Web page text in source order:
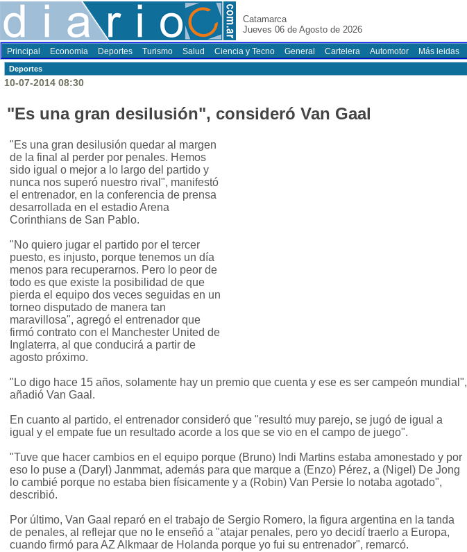
Catamarca
Jueves 06 de Agosto de 2026
Principal Economia Deportes Turismo Salud Ciencia y Tecno General Cartelera Automotor Más leidas
Deportes
10-07-2014 08:30
"Es una gran desilusión", consideró Van Gaal
"Es una gran desilusión quedar al margen
de la final al perder por penales. Hemos
sido igual o mejor a lo largo del partido y
nunca nos superó nuestro rival", manifestó
el entrenador, en la conferencia de prensa
desarrollada en el estadio Arena
Corinthians de San Pablo.
"No quiero jugar el partido por el tercer
puesto, es injusto, porque tenemos un día
menos para recuperarnos. Pero lo peor de
todo es que existe la posibilidad de que
pierda el equipo dos veces seguidas en un
torneo disputado de manera tan
maravillosa", agregó el entrenador que
firmó contrato con el Manchester United de
Inglaterra, al que conducirá a partir de
agosto próximo.
"Lo digo hace 15 años, solamente hay un premio que cuenta y ese es ser campeón mundial",
añadió Van Gaal.
En cuanto al partido, el entrenador consideró que "resultó muy parejo, se jugó de igual a
igual y el empate fue un resultado acorde a los que se vio en el campo de juego".
"Tuve que hacer cambios en el equipo porque (Bruno) Indi Martins estaba amonestado y por
eso lo puse a (Daryl) Janmmat, además para que marque a (Enzo) Pérez, a (Nigel) De Jong
lo cambié porque no estaba bien físicamente y a (Robin) Van Persie lo notaba agotado",
describió.
Por último, Van Gaal reparó en el trabajo de Sergio Romero, la figura argentina en la tanda
de penales, al reflejar que no le enseñó a "atajar penales, pero yo decidí traerlo a Europa,
cuando firmó para AZ Alkmaar de Holanda porque yo fui su entrenador", remarcó.